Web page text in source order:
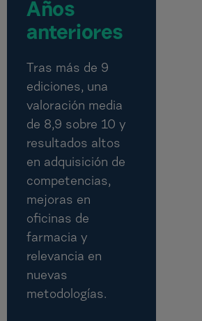
Años
anteriores
Tras más de 9
ediciones, una
valoración media
de 8,9 sobre 10 y
resultados altos
en adquisición de
competencias,
mejoras en
oficinas de
farmacia y
relevancia en
nuevas
metodologías.